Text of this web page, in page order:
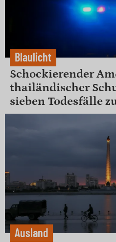
Blaulicht
Schockierender
thailändischer
sieben Todesfälle
Ausland